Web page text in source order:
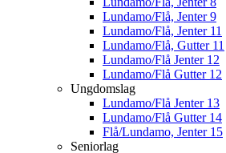
Lundamo/Flå, Jenter 9
Lundamo/Flå, Jenter 11
Lundamo/Flå, Gutter 11
Lundamo/Flå Jenter 12
Lundamo/Flå Gutter 12
Ungdomslag
Lundamo/Flå Jenter 13
Lundamo/Flå Gutter 14
Flå/Lundamo, Jenter 15
Seniorlag